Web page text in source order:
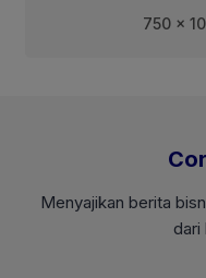
750 x
Menyajikan berita
dari